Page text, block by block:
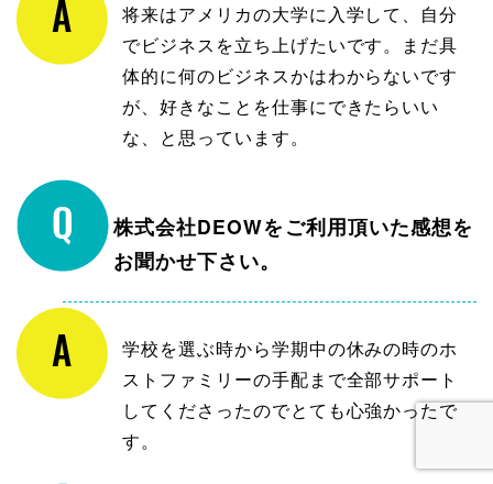
将来はアメリカの大学に入学して、自分
でビジネスを立ち上げたいです。まだ具
体的に何のビジネスかはわからないです
が、好きなことを仕事にできたらいい
な、と思っています。
株式会社DEOWをご利用頂いた感想を
お聞かせ下さい。
学校を選ぶ時から学期中の休みの時のホ
ストファミリーの手配まで全部サポート
してくださったのでとても心強かったで
す。